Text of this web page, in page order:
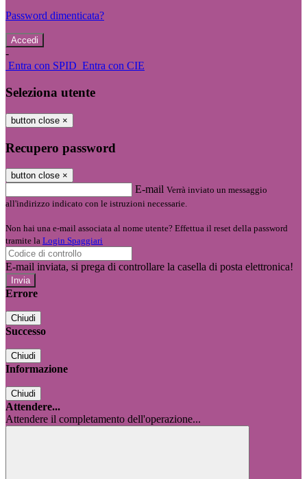
Password dimenticata?
-
Entra con SPID Entra con CIE
Seleziona utente
button close ×
Recupero password
button close ×
E-mail Verrà inviato un messaggio
all'indirizzo indicato con le istruzioni necessarie.
Non hai una e-mail associata al nome utente? Effettua il reset della password
tramite la Login Spaggiari
E-mail inviata, si prega di controllare la casella di posta elettronica!
Errore
Chiudi
Successo
Chiudi
Informazione
Chiudi
Attendere...
Attendere il completamento dell'operazione...